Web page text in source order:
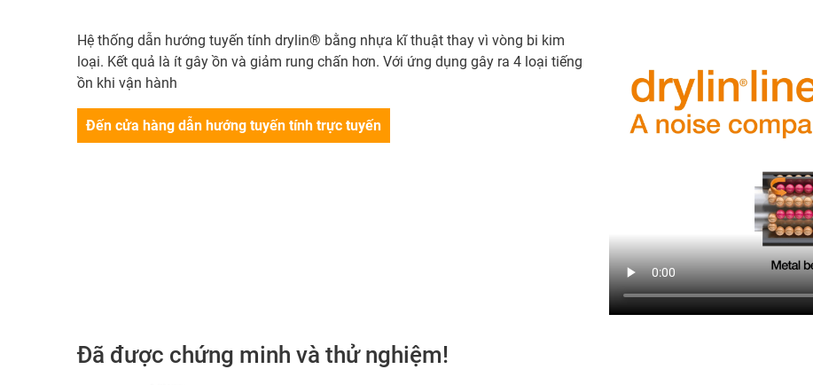
Hệ thống dẫn hướng tuyến tính drylin® bằng nhựa kĩ thuật thay vì vòng bi kim
loại. Kết quả là ít gây ồn và giảm rung chấn hơn. Với ứng dụng gây ra 4 loại tiếng
ồn khi vận hành
Đến cửa hàng dẫn hướng tuyến tính trực tuyến
Đã được chứng minh và thử nghiệm!